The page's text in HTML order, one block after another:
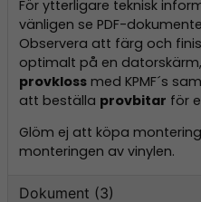
För ytterligare teknisk
vänligen se PDF-
Observera att färg och
optimalt på en
provkloss med KPMF´s
att beställa provbitar för
Glöm ej att köpa
monteringen av vinylen.
Dokument (3)